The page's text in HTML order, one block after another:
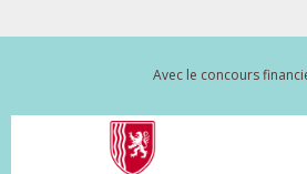
Avec le concours